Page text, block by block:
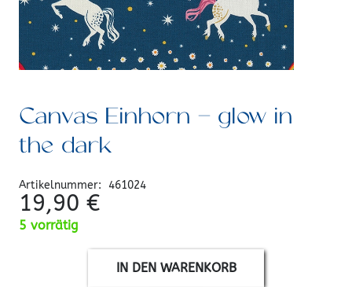
Canvas Einhorn – glow in
the dark
Artikelnummer: 461024
19,90 €
5 vorrätig
IN DEN WARENKORB